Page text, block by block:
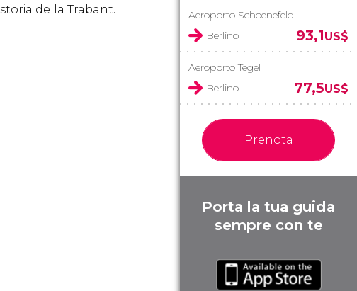
storia della Trabant.
Aeroporto Schoenefeld
Berlino
93,1US$
Aeroporto Tegel
Berlino
77,5US$
Prenota
Porta la tua guida
sempre con te